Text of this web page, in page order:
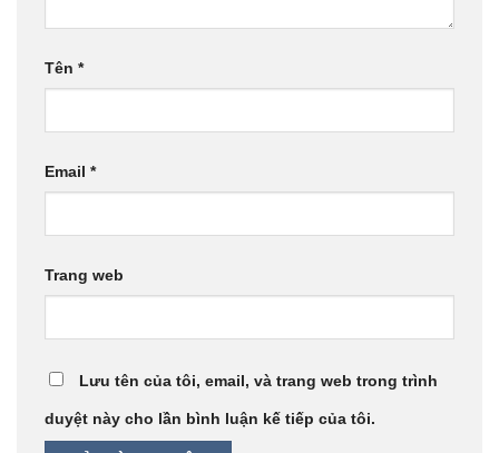
Tên *
Email *
Trang web
Lưu tên của tôi, email, và trang web trong trình
duyệt này cho lần bình luận kế tiếp của tôi.